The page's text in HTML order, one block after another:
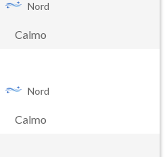
Nord
Calmo
Nord
Calmo